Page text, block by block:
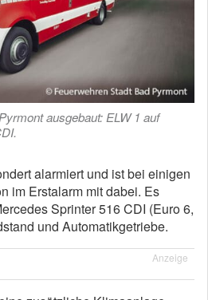
ausgebaut: ELW 1 auf
alarmiert und ist bei einigen
im Erstalarm mit dabei. Es
Sprinter 516 CDI (Euro 6,
und Automatikgetriebe.
Anzeige